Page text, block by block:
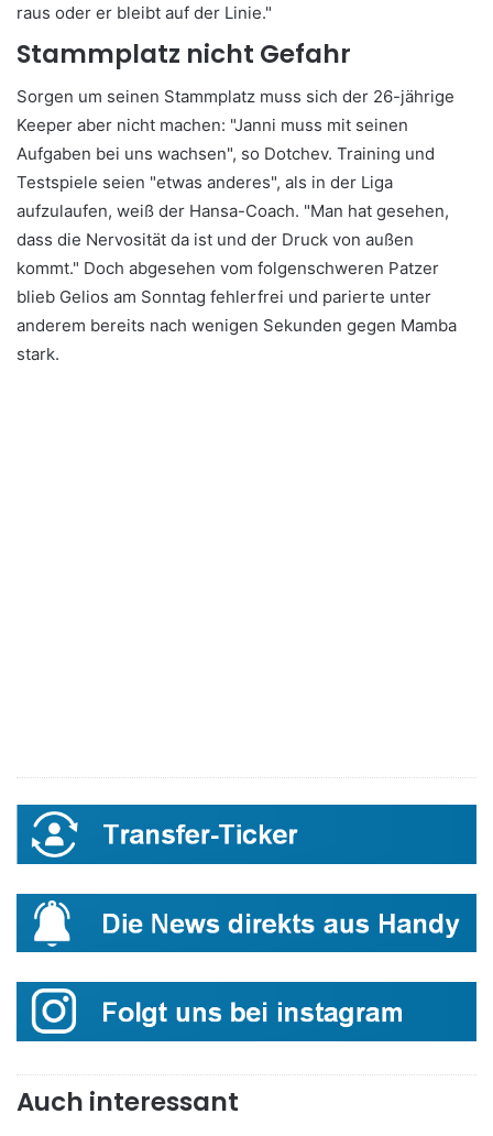
raus oder er bleibt auf der Linie."
Stammplatz nicht Gefahr
Sorgen um seinen Stammplatz muss sich der 26-jährige
Keeper aber nicht machen: "Janni muss mit seinen
Aufgaben bei uns wachsen", so Dotchev. Training und
Testspiele seien "etwas anderes", als in der Liga
aufzulaufen, weiß der Hansa-Coach. "Man hat gesehen,
dass die Nervosität da ist und der Druck von außen
kommt." Doch abgesehen vom folgenschweren Patzer
blieb Gelios am Sonntag fehlerfrei und parierte unter
anderem bereits nach wenigen Sekunden gegen Mamba
stark.
Auch interessant